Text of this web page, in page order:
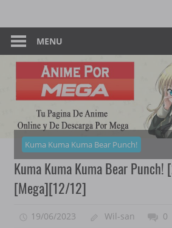
content
–
Por
Pagina
De
Descarga
Mega
MENU
Kuma Kuma Kuma Bear Punch!
Kuma Kuma Kuma Bear
[Mega][12/12]
19/06/2023 Wil-san 0